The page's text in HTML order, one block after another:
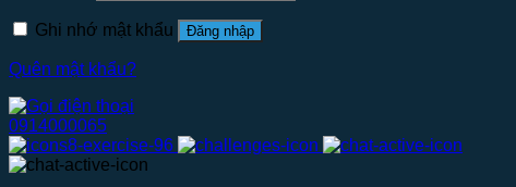
Ghi nhớ mật khẩu Đăng nhập
Quên mật khẩu?
0914000065